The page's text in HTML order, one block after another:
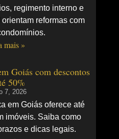
regimento interno e
reformas com
mais »
Goiás com descontos
50%
7, 2026
em Goiás oferece até
imóveis. Saiba como
e dicas legais.